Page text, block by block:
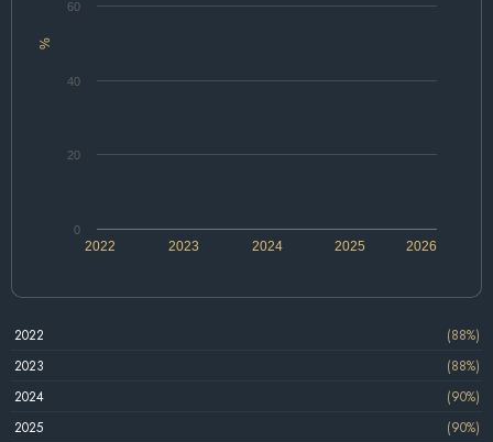
%
2022 2024 2026
2023 2025
0
20
40
60
2022
(88%)
2023
(88%)
2024
(90%)
2025
(90%)